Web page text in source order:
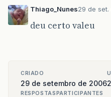
Thiago_Nunes29 de
deu certo valeu
CRIADO
29 de setembro de 2006
RESPOSTASPARTICIPANTES